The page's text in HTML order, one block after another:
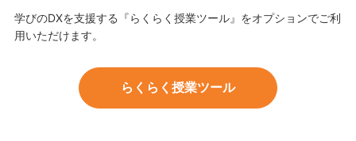
学びのDXを支援する『らくらく授業ツール』をオプションでご利
用いただけます。
らくらく授業ツール